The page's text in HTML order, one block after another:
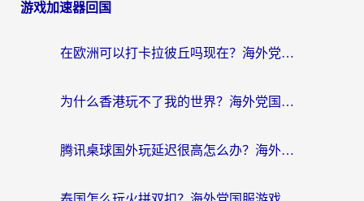
游戏加速器回国
在欧洲可以打卡拉彼丘吗现在？海外党国服游戏加速器终极避坑指南
为什么香港玩不了我的世界？海外党国服游戏加速终极解决方案
腾讯桌球国外玩延迟很高怎么办？海外党亲测有效的国服游戏加速指南